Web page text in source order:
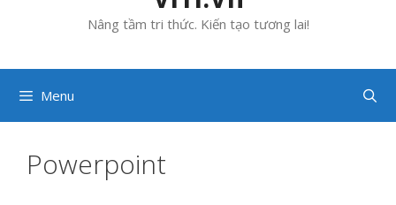
Nâng tầm tri thức. Kiến tạo tương lai!
Menu
Powerpoint